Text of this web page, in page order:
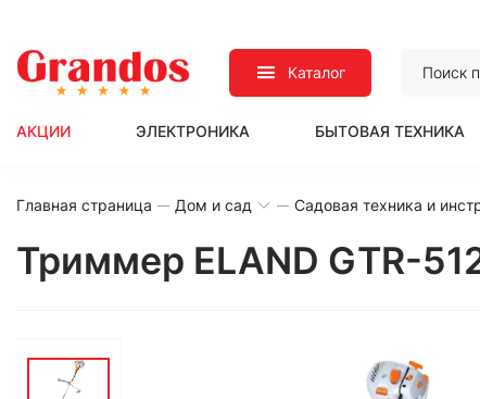
Каталог
АКЦИИ ЭЛЕКТРОНИКА БЫТОВАЯ ТЕХНИКА
Главная страница Дом и сад Садовая техника и
Триммер ELAND GTR-